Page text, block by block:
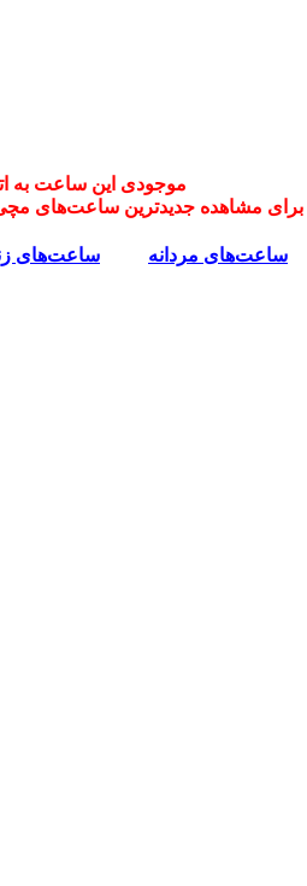
موجودی این ساعت به
برای مشاهده جدیدترین ساعت‌های
ساعت‌های مردانه ساعت‌های